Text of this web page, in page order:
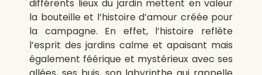
différents lieux du jardin mettent en valeur
la bouteille et l’histoire d’amour créée pour
la campagne. En effet, l’histoire reflète
l’esprit des jardins calme et apaisant mais
également féérique et mystérieux avec ses